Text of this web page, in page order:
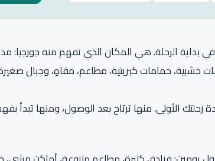
بداية الرحلة. هي المكان الذي تفهم منه جورجيا:
خشبية، حمامات كبريتية، مطاعم، مقاهٍ، وجبال
رحلتك الأولى. منها ترتاح بعد الوصول، ومنها تبدأ